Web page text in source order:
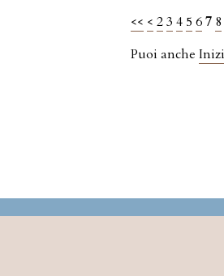
<< < 23 4 5 67 8
Puoi anche